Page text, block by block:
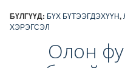
БҮЛГҮҮД: БҮХ БҮТЭЭГДЭХҮҮН,
ХЭРЭГСЭЛ
Олон